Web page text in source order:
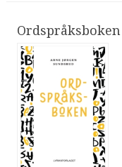
Ordspråksboken